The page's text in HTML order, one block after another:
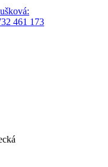
461 173